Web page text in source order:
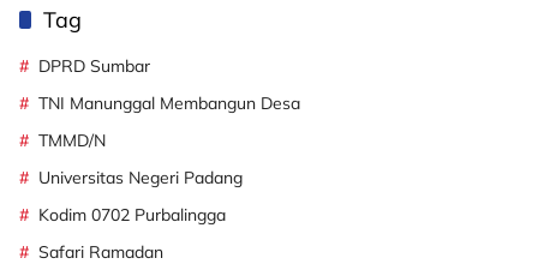
Tag
DPRD Sumbar
TNI Manunggal Membangun Desa
TMMD/N
Universitas Negeri Padang
Kodim 0702 Purbalingga
Safari Ramadan